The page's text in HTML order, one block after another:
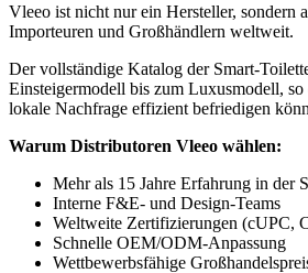
Vleeo ist nicht nur ein Hersteller, sondern
Importeuren und Großhändlern weltweit.
Der vollständige Katalog der Smart-
Einsteigermodell bis zum Luxusmodell,
lokale Nachfrage effizient befriedigen
Warum Distributoren Vleeo wählen:
Mehr als 15 Jahre Erfahrung in der
Interne F&E- und Design-Teams
Weltweite Zertifizierungen (cUPC,
Schnelle OEM/ODM-Anpassung
Wettbewerbsfähige